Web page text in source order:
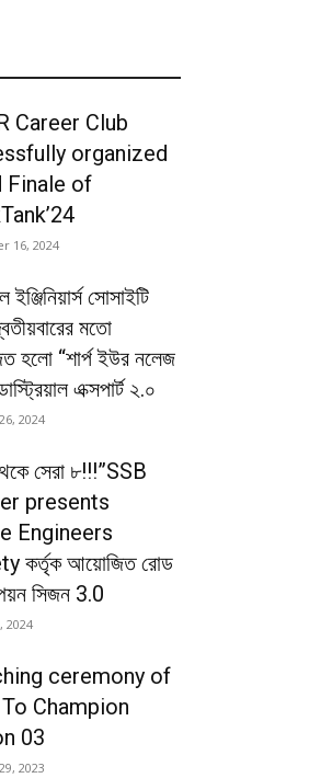
Career Club
organized
Finale of
16, 2024
ইঞ্জিনিয়ার্স সোসাইটি
মতো
হলো “শার্প ইউর নলেজ
এক্সপার্ট ২.০
2024
সেরা ৮!!!”SSB
presents
Engineers
কর্তৃক আয়োজিত রোড
সিজন 3.0
2024
ceremony of
Champion
03
2023